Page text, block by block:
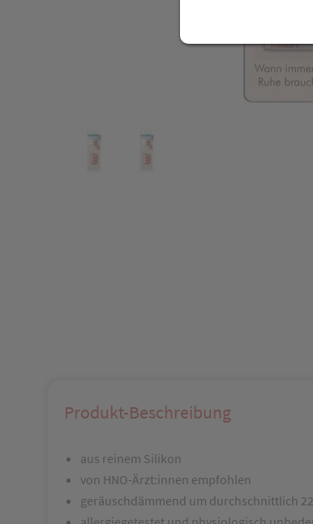
Produkt-Beschreibung
aus reinem Silikon
von HNO-Ärzt:innen empfohlen
geräuschdämmend um durchschnittlich